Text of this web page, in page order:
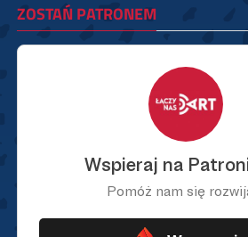
ZOSTAŃ PATRONEM